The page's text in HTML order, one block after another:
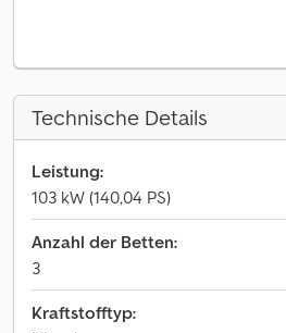
Technische Details
Leistung:
103 kW (140,04 PS)
Anzahl der Betten:
3
Kraftstofftyp: